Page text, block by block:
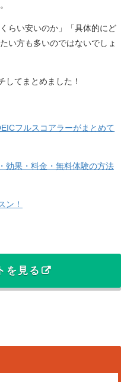
らい安いのか」「具体的にど
い方も多いのではないでしょ
してまとめました！
フルスコアラーがまとめて
効果・料金・無料体験の方法
ン！
を見る